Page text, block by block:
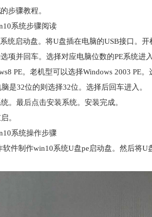
的步骤教程。
系统步骤阅读
统启动盘。将U盘插在电脑的USB接口。
项并回车。选择对应电脑位数的PE系统进
PE。老机型可以选择Windows 2003 PE
是32位的则选择32位。选择后回车进入。
。最后点击安装系统。安装完成。
。
系统操作步骤
软件制作win10系统U盘pe启动盘。然后将